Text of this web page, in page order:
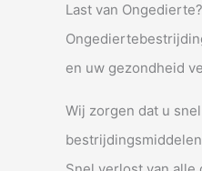
Last van
en uw gezondheid
Wij zorgen dat u